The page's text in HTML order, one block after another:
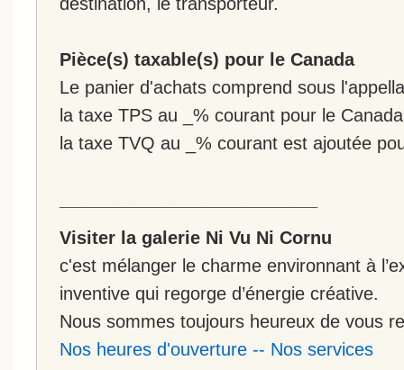
Pièce(s) taxable(s) pour le Canada
Le panier d'achats comprend sous
la taxe TPS au _% courant pour le
la taxe TVQ au _% courant est ajoutée
Visiter la galerie Ni Vu Ni Cornu
c'est mélanger le charme environnant à
inventive qui regorge d’énergie créative.
Nous sommes toujours heureux de vous
Nos heures d'ouverture -- Nos services